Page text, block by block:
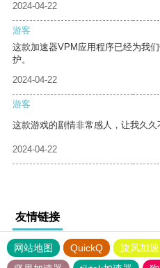
2024-04-22
游客
这款加速器VPM应用程序已经为我
护。
2024-04-22
游客
这款游戏的剧情非常感人，让我久久
2024-04-22
友情链接
网站地图 QuickQ 旋风加